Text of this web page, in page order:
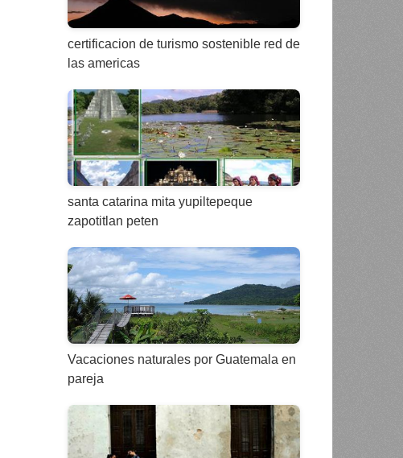
certificacion de turismo sostenible red de
las americas
santa catarina mita yupiltepeque
zapotitlan peten
Vacaciones naturales por Guatemala en
pareja